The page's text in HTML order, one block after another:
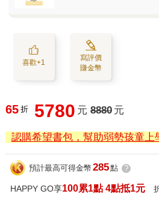
喜歡+1
寫評價
賺金幣
65 折 5780 元 8880 元
認購希望書包，幫助弱勢孩童上
預計最高可得金幣 285點 ?
HAPPY GO享100累1點 4點抵1元